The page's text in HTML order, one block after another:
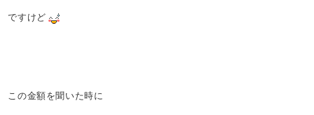
ですけど
この金額を聞いた時に